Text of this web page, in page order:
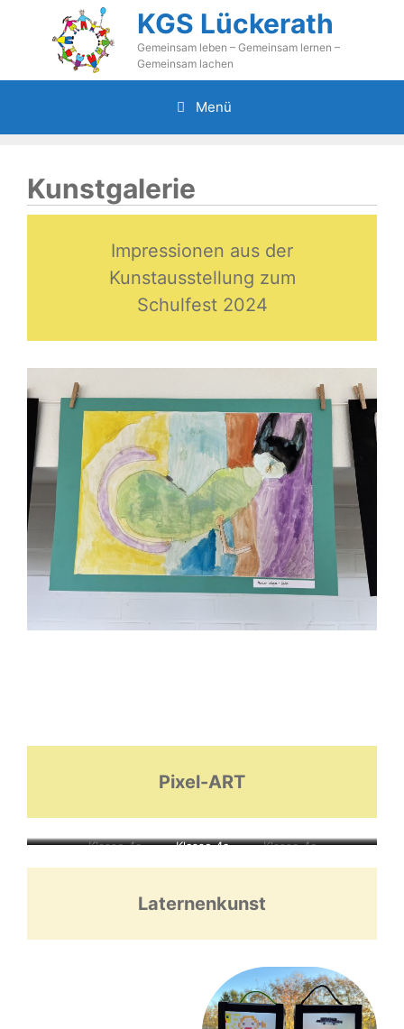
springen
KGS Lückerath
Gemeinsam leben – Gemeinsam lernen –
Gemeinsam lachen
Menü
Kunstgalerie
Impressionen aus der
Kunstausstellung zum
Schulfest 2024
Pixel-ART
Klasse 4a Klasse 4a
Klasse 4a
Laternenkunst